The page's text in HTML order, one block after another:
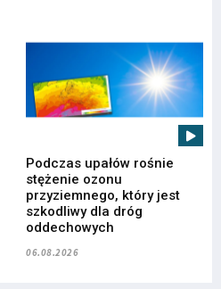
Podczas upałów rośnie
stężenie ozonu
przyziemnego, który jest
szkodliwy dla dróg
oddechowych
06.08.2026